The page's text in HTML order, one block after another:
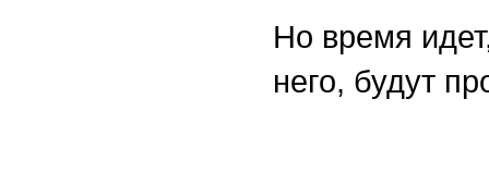
Но время
него, будут